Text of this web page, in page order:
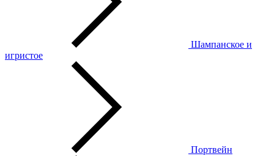
Шампанское и
игристое
Портвейн